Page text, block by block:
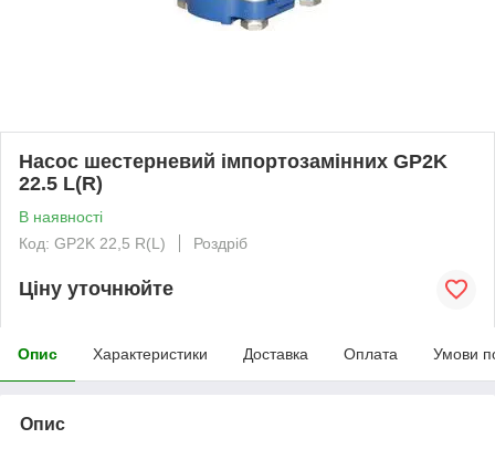
Насос шестерневий імпортозамінних GP2K
22.5 L(R)
В наявності
Код: GP2K 22,5 R(L)
Роздріб
Ціну уточнюйте
Опис Характеристики Доставка Оплата Умови
Опис